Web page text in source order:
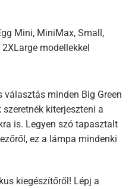
Mini, MiniMax, Small,
modellekkel
minden Big Green
kiterjeszteni a
is. Legyen szó tapasztalt
ez a lámpa mindenki
kiegészítőről! Lépj a